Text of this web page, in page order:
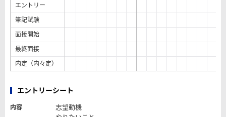
エントリー
筆記試験
面接開始
最終面接
内定（内々定）
エントリーシート
内容
志望動機